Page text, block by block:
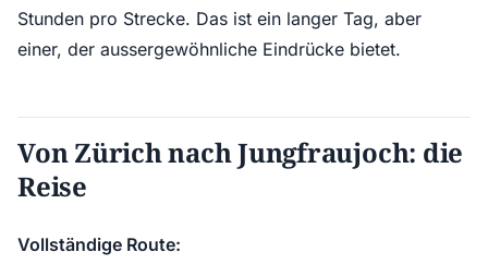
Stunden pro Strecke. Das ist ein langer Tag, aber
einer, der aussergewöhnliche Eindrücke bietet.
Von Zürich nach Jungfraujoch: die
Reise
Vollständige Route: